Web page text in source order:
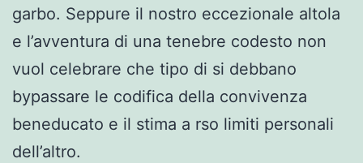
garbo. Seppure il nostro eccezionale altola
e l’avventura di una tenebre codesto non
vuol celebrare che tipo di si debbano
bypassare le codifica della convivenza
beneducato e il stima a rso limiti personali
dell’altro.